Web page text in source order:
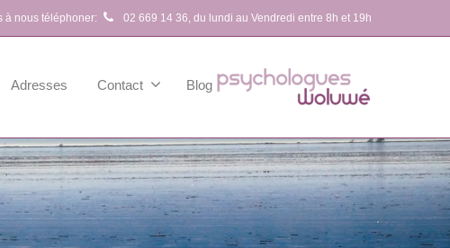
à nous téléphoner: 02 669 14 36, du lundi au Vendredi entre 8h et 19h
Adresses Contact Blog